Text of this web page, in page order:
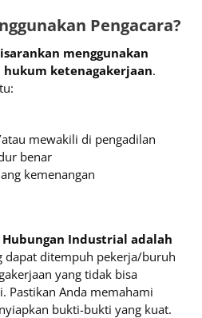
Pengacara?
menggunakan
hukum ketenagakerjaan.
mewakili di pengadilan
benar
kemenangan
Industrial adalah
dapat ditempuh pekerja/buruh
yang tidak bisa
Pastikan Anda memahami
bukti-bukti yang kuat.